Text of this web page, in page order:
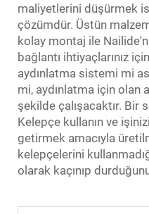
maliyetlerini düşürmek
çözümdür. Üstün
kolay montaj ile
bağlantı ihtiyaçlarınız
aydınlatma sistemi mi
mi, aydınlatma için olan
şekilde çalışacaktır. Bir
Kelepçe kullanın ve
getirmek amacıyla
kelepçelerini
olarak kaçınıp